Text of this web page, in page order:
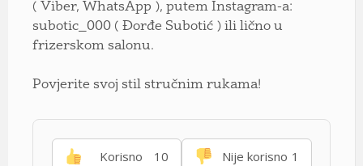
( Viber, WhatsApp ), putem Instagram-a:
subotic_000 ( Đorđe Subotić ) ili lično u
frizerskom salonu.
Povjerite svoj stil stručnim rukama!
Korisno 10 Nije korisno 1